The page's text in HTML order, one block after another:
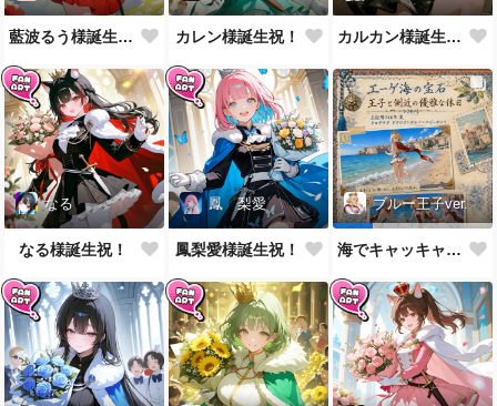
藍波るう様誕生祝！ カレン様誕生祝！ カルカン様誕生祝！
なる
なる様誕生祝！
鳳 梨愛
鳳梨愛様誕生祝！
ブルー王子ver.
海でキャッキャウフフするやつ第2弾